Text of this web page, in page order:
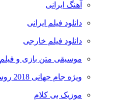
آهنگ ایرانی
دانلود فیلم ایرانی
دانلود فیلم خارجی
موسیقی متن بازی و فیلم
ویژه جام جهانی 2018 روسیه
موزیک بی کلام